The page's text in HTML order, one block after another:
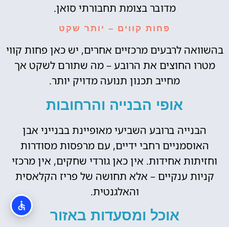
מדובר בצומת תחבורתי סואן.
פחות קווים – יותר שקט
בהשוואה לרבעים מרכזיים אחרים, יש כאן פחות קווי
מטרו החוצים את הרובע – מה שתורם לשקט אך
מחייב תכנון תנועה מדויק יותר.
אופי הבנייה והרחובות
הבנייה ברובע השביעי מאופיינת בבנייני אבן
האוסמניים רחבי ידיים, עם מרפסות מסודרות
וחזיתות אחידות. אין כאן גורדי שחקים, אין מרכזי
קניות ענקיים – אלא תחושה של פריז הקלאסית
והאלגנטית.
אוכל ומסעדות באזור